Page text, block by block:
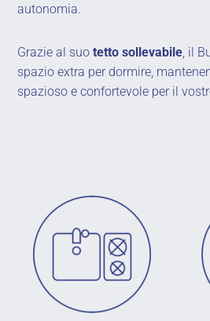
autonomia.
Grazie al suotetto sollevabile , il
spazio extra per dormire,
spazioso e confortevole per il